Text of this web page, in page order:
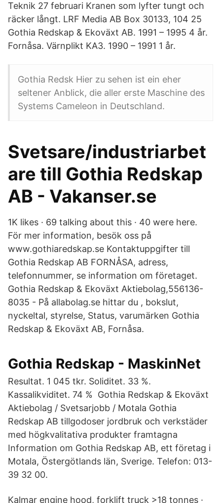
Teknik 27 februari Kranen som lyfter tungt och
räcker långt. LRF Media AB Box 30133, 104 25
Gothia Redskap & Ekoväxt AB. 1991 – 1995 4 år.
Fornåsa. Värnplikt KA3. 1990 – 1991 1 år.
Gothia Redsk Hier zu sehen ist ein eher
seltener Anblick, die aller erste Maschine des
Systems Cameleon in Deutschland.
Svetsare/industriarbet
are till Gothia Redskap
AB - Vakanser.se
1K likes · 69 talking about this · 40 were here.
För mer information, besök oss på
www.gothiaredskap.se Kontaktuppgifter till
Gothia Redskap AB FORNÅSA, adress,
telefonnummer, se information om företaget.
Gothia Redskap & Ekoväxt Aktiebolag,556136-
8035 - På allabolag.se hittar du , bokslut,
nyckeltal, styrelse, Status, varumärken Gothia
Redskap & Ekoväxt AB, Fornåsa.
Gothia Redskap - MaskinNet
Resultat. 1 045 tkr. Soliditet. 33 %.
Kassalikviditet. 74 % Gothia Redskap & Ekoväxt
Aktiebolag / Svetsarjobb / Motala Gothia
Redskap AB tillgodoser jordbruk och verkstäder
med högkvalitativa produkter framtagna
Information om Gothia Redskap AB, ett företag i
Motala, Östergötlands län, Sverige. Telefon: 013-
39 32 00.
Kalmar engine hood, forklift truck >18 tonnes ·